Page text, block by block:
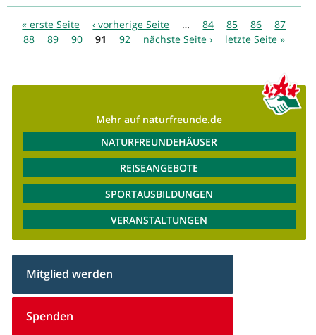
Seiten
« erste Seite ‹ vorherige Seite … 84 85 86
87
88
89 90 91 92 nächste Seite › letzte Seite »
Mehr auf naturfreunde.de
NATURFREUNDEHÄUSER
REISEANGEBOTE
SPORTAUSBILDUNGEN
VERANSTALTUNGEN
Mitglied werden
Spenden